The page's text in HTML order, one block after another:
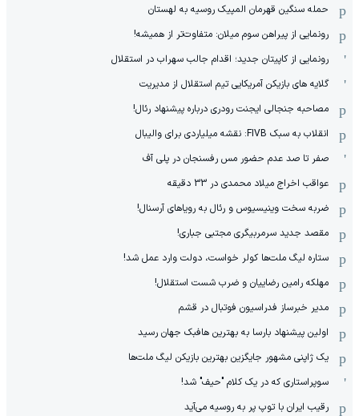
حمله سنگین قهرمان المپیک روسیه به لهستان
رونمایی از پیراهن سوم میلان: متفاوت‌تر از همیشه!
رونمایی از کاپیتان جدید؛ اقدام جالب سهراب در استقلال
گلایه های بازیکن آمریکایی تیم استقلال از مدیریت
مصاحبه جنجالی ایجنت رودری درباره پیشنهاد رئال!
انقلاب به سبک FIVB: نقشه میلیاردی برای والیبال
صفر تا صد عدم حضور مس رفسنجان در پلی آف
عواقب اخراج میلاد محمدی در 33 دقیقه
ضربه سخت وینیسیوس و رئال به رویاهای آرسنال!
مقصد جدید سرمربیگری مجتبی جباری!
ستاره لیگ ملت‌ها کولر خواست، دولت وارد عمل شد!
مهلکه رامین رضاییان و ضرب شست استقلال!
مدیر خبرساز فدراسیون فوتبال در قشم
اولین پیشنهاد بارسا به بهترین هافبک جهان رسید
یک ژاپنی مشهور جایگزین بهترین بازیکن لیگ ملت‌ها
سوپراستاری که در یک کلام "حیف" شد!
رقیب ایران با توپ پر به روسیه می‌آید